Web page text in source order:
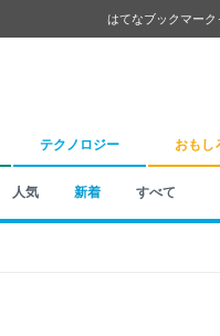
はてなブックマーク
テクノロジー おもし
人気 新着 すべて